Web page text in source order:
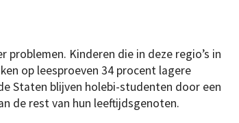
Kinderen die in deze regio’s in
op leesproeven 34 procent lagere
Staten blijven holebi-studenten door een
de rest van hun leeftijdsgenoten.